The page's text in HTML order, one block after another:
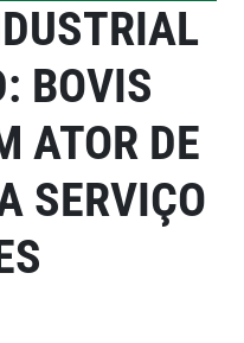
BOVIS
ATOR DE
SERVIÇO